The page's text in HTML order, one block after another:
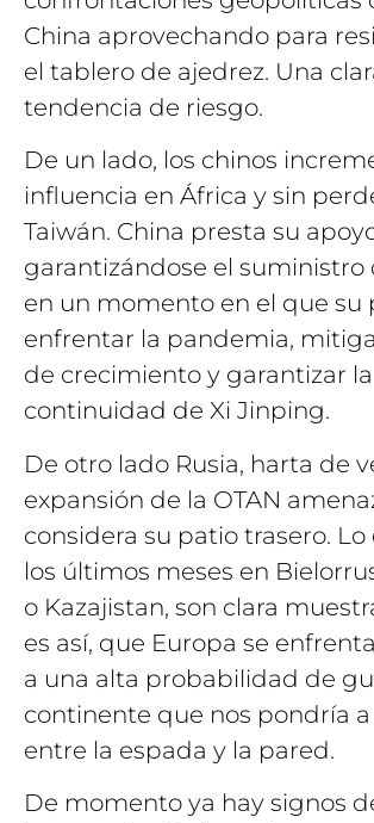
China aprovechando para
el tablero de ajedrez. Una
tendencia de riesgo.
De un lado, los chinos
influencia en África y sin
Taiwán. China presta su
garantizándose el suministro
en un momento en el que su
enfrentar la pandemia,
de crecimiento y garantizar la
continuidad de Xi Jinping.
De otro lado Rusia, harta de
expansión de la OTAN
considera su patio trasero.
los últimos meses en
o Kazajistan, son clara
es así, que Europa se
a una alta probabilidad de
continente que nos pondría
entre la espada y la pared.
De momento ya hay signos